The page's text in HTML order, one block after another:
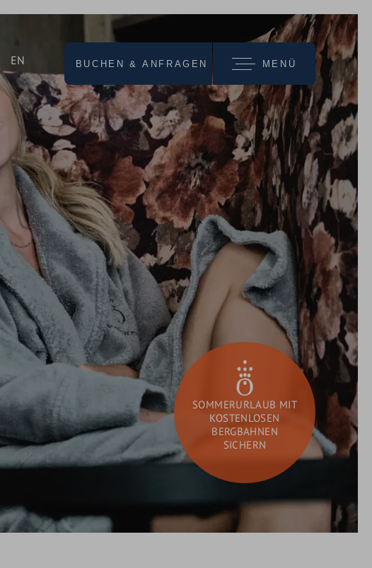
EN
SOMMERURLAUB MIT
KOSTENLOSEN
BERGBAHNEN
SICHERN
MENÜ
wir empfehlen
URLAUBS-
ANGEBOTE
GUTSCHEINE
SCHENKEN
DAY SPA
Sie
suchen?
Suchen
BUCHEN & ANFRAGEN